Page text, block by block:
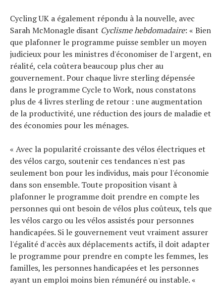
Cycling UK a également répondu à la nouvelle, avec
Sarah McMonagle disant Cyclisme hebdomadaire: « Bien
que plafonner le programme puisse sembler un moyen
judicieux pour les ministres d'économiser de l'argent, en
réalité, cela coûtera beaucoup plus cher au
gouvernement. Pour chaque livre sterling dépensée
dans le programme Cycle to Work, nous constatons
plus de 4 livres sterling de retour : une augmentation
de la productivité, une réduction des jours de maladie et
des économies pour les ménages.
« Avec la popularité croissante des vélos électriques et
des vélos cargo, soutenir ces tendances n'est pas
seulement bon pour les individus, mais pour l'économie
dans son ensemble. Toute proposition visant à
plafonner le programme doit prendre en compte les
personnes qui ont besoin de vélos plus coûteux, tels que
les vélos cargo ou les vélos assistés pour personnes
handicapées. Si le gouvernement veut vraiment assurer
l'égalité d'accès aux déplacements actifs, il doit adapter
le programme pour prendre en compte les femmes, les
familles, les personnes handicapées et les personnes
ayant un emploi moins bien rémunéré ou instable. «